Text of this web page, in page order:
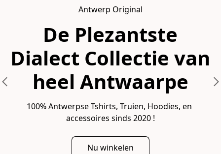
Antwerp Original
De Plezantste
Dialect Collectie van
heel Antwaarpe
100% Antwerpse Tshirts, Truien, Hoodies, en
accessoires sinds 2020 !
Nu winkelen